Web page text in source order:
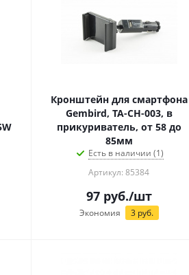
Кронштейн для смартфона
Gembird, TA-CH-003, в
прикуриватель, от 58 до
85мм
Есть в наличии (1)
Артикул: 85384
97руб./шт
Экономия 3руб.